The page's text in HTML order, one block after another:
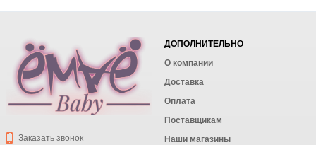
Заказать звонок
ДОПОЛНИТЕЛЬНО
О компании
Доставка
Оплата
Поставщикам
Наши магазины